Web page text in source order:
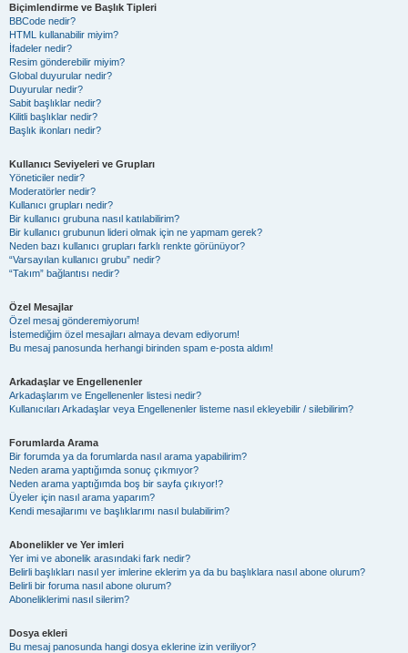
Biçimlendirme ve Başlık Tipleri
BBCode nedir?
HTML kullanabilir miyim?
İfadeler nedir?
Resim gönderebilir miyim?
Global duyurular nedir?
Duyurular nedir?
Sabit başlıklar nedir?
Kilitli başlıklar nedir?
Başlık ikonları nedir?
Kullanıcı Seviyeleri ve Grupları
Yöneticiler nedir?
Moderatörler nedir?
Kullanıcı grupları nedir?
Bir kullanıcı grubuna nasıl katılabilirim?
Bir kullanıcı grubunun lideri olmak için ne yapmam gerek?
Neden bazı kullanıcı grupları farklı renkte görünüyor?
“Varsayılan kullanıcı grubu” nedir?
“Takım” bağlantısı nedir?
Özel Mesajlar
Özel mesaj gönderemiyorum!
İstemediğim özel mesajları almaya devam ediyorum!
Bu mesaj panosunda herhangi birinden spam e-posta aldım!
Arkadaşlar ve Engellenenler
Arkadaşlarım ve Engellenenler listesi nedir?
Kullanıcıları Arkadaşlar veya Engellenenler listeme nasıl ekleyebilir / silebilirim?
Forumlarda Arama
Bir forumda ya da forumlarda nasıl arama yapabilirim?
Neden arama yaptığımda sonuç çıkmıyor?
Neden arama yaptığımda boş bir sayfa çıkıyor!?
Üyeler için nasıl arama yaparım?
Kendi mesajlarımı ve başlıklarımı nasıl bulabilirim?
Abonelikler ve Yer imleri
Yer imi ve abonelik arasındaki fark nedir?
Belirli başlıkları nasıl yer imlerine eklerim ya da bu başlıklara nasıl abone olurum?
Belirli bir foruma nasıl abone olurum?
Aboneliklerimi nasıl silerim?
Dosya ekleri
Bu mesaj panosunda hangi dosya eklerine izin veriliyor?